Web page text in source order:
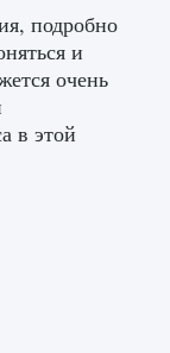
подробно
и
очень
в этой